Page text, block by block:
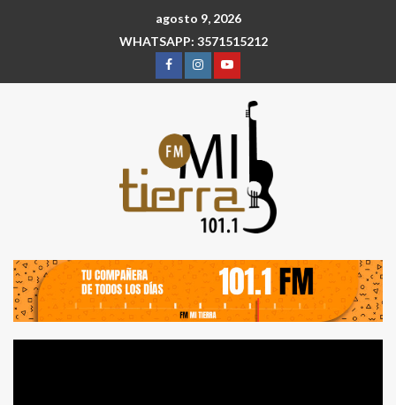
agosto 9, 2026
WHATSAPP: 3571515212